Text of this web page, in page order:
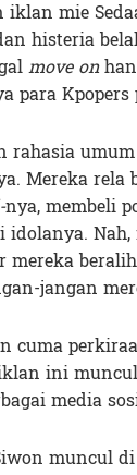
iklan mie
histeria
move on
para
rahasia
Mereka rela
nya, membeli
mereka
jangan
cuma
ini
media
muncul